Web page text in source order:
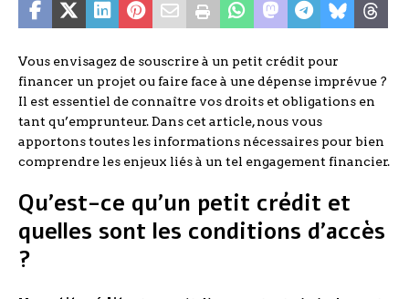
Vous envisagez de souscrire à un petit crédit pour
financer un projet ou faire face à une dépense imprévue ?
Il est essentiel de connaître vos droits et obligations en
tant qu’emprunteur. Dans cet article, nous vous
apportons toutes les informations nécessaires pour bien
comprendre les enjeux liés à un tel engagement financier.
Qu’est-ce qu’un petit crédit et
quelles sont les conditions d’accès
?